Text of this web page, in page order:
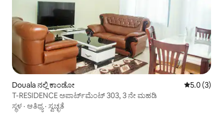
Douala ನಲ್ಲಿ ಕಾಂಡೋ 5 ರಲ್ಲಿ 5.0
5.0 (3)
T-RESIDENCE ಅಪಾರ್ಟ್‌ಮೆಂಟ್ 303, 3 ನೇ ಮಹಡಿ
ಸ್ಥಳ · ಆತಿಥ್ಯ· ಸ್ವಚ್ಛತೆ